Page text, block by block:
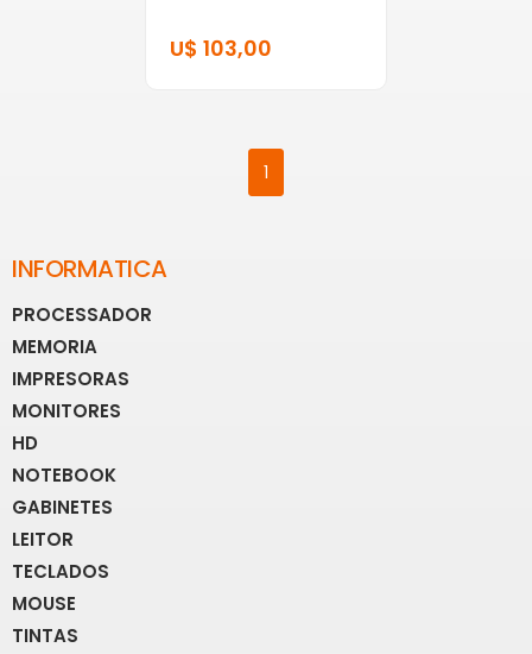
U$ 103,00
1
INFORMATICA
PROCESSADOR
MEMORIA
IMPRESORAS
MONITORES
HD
NOTEBOOK
GABINETES
LEITOR
TECLADOS
MOUSE
TINTAS